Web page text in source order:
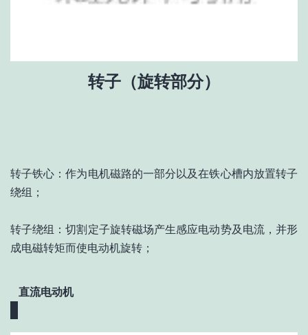
转子（旋转部分）
转子铁心：作为电机磁路的一部分以及在铁心槽内放置转子
绕组；
转子绕组：切割定子旋转磁场产生感应电动势及电流，并形
成电磁转矩而使电动机旋转；
直流电动机